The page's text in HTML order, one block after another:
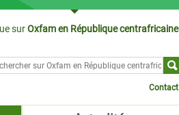
surOxfam en République centrafricaine
sur
Contact